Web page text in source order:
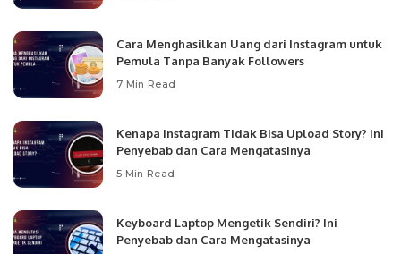
Cara Menghasilkan Uang dari Instagram untuk
Pemula Tanpa Banyak Followers
7 Min Read
Kenapa Instagram Tidak Bisa Upload Story? Ini
Penyebab dan Cara Mengatasinya
5 Min Read
Keyboard Laptop Mengetik Sendiri? Ini
Penyebab dan Cara Mengatasinya